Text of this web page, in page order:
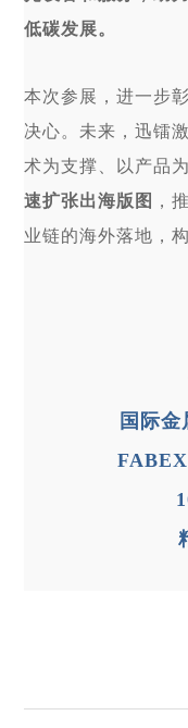
低碳发展。
本次参展，进一步
决心。未来，迅镭
术为支撑、以产品
速扩张出海版图
，
业链的海外落地，
国际